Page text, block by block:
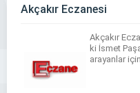
Akçakır Eczanesi
Akçakır
ki İsmet
arayanlar